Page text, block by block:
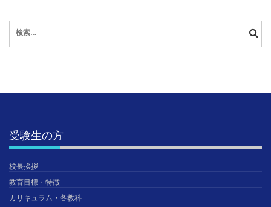
索:
受験生の方
校長挨拶
教育目標・特徴
カリキュラム・各教科